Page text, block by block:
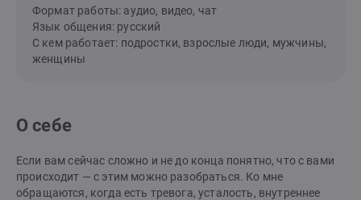
Формат работы: аудио, видео, чат
Язык общения: русский
С кем работает: подростки, взрослые люди, мужчины,
женщины
О себе
Если вам сейчас сложно и не до конца понятно, что с вами
происходит — с этим можно разобраться. Ко мне
обращаются, когда есть тревога, усталость, внутреннее